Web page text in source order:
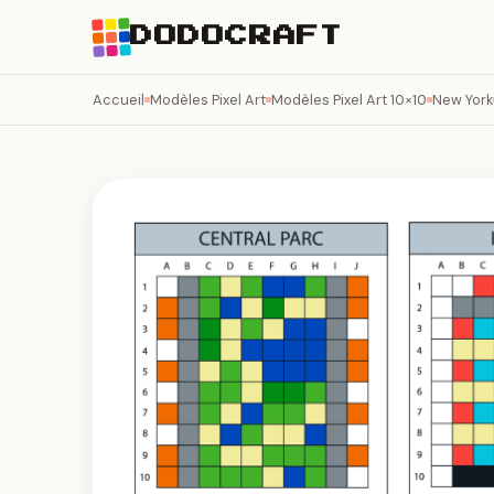
DODOCRAFT
Accueil Modèles Pixel Art Modèles Pixel Art 10×10 New York